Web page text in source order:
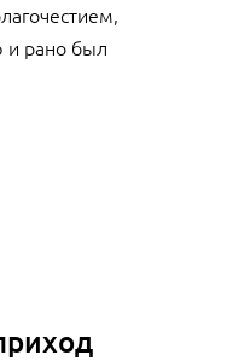
и рано был